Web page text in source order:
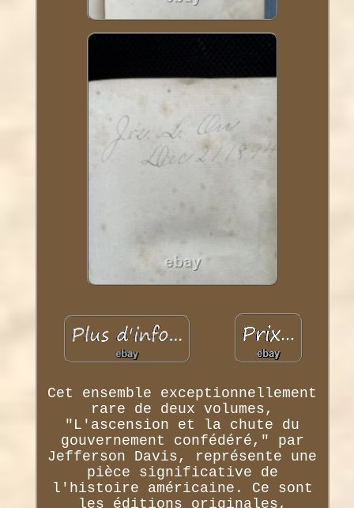
Cet ensemble exceptionnellement
rare de deux volumes,
"L'ascension et la chute du
gouvernement confédéré," par
Jefferson Davis, représente une
pièce significative de
l'histoire américaine. Ce sont
les éditions originales,